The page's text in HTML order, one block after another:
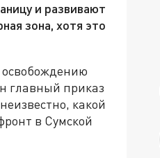
и развивают
зона, хотя это
освобождению
главный приказ
какой
в Сумской